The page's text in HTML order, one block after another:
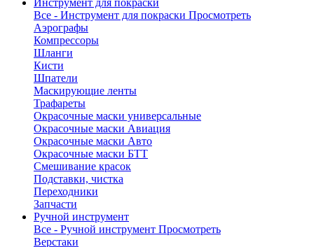
Инструмент для покраски
Все - Инструмент для покраски Просмотреть
Аэрографы
Компрессоры
Шланги
Кисти
Шпатели
Маскирующие ленты
Трафареты
Окрасочные маски универсальные
Окрасочные маски Авиация
Окрасочные маски Авто
Окрасочные маски БТТ
Смешивание красок
Подставки, чистка
Переходники
Запчасти
Ручной инструмент
Все - Ручной инструмент Просмотреть
Верстаки